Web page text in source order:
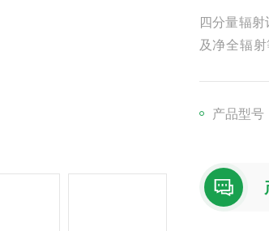
四分量辐
及净全辐
产品型号